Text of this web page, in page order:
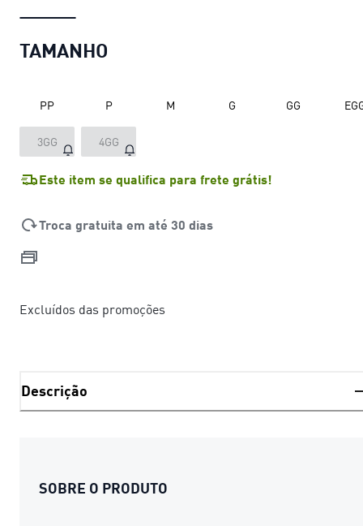
TAMANHO
PP P M G GG
3GG 4GG
Este item se qualifica para frete grátis!
Troca gratuita em até 30 dias
Excluídos das promoções
Descrição
SOBRE O PRODUTO